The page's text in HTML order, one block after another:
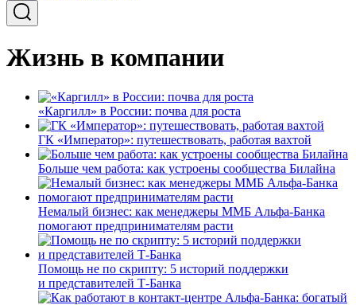
Жизнь в компании
«Каргилл» в России: почва для роста
ГК «Император»: путешествовать, работая вахтой
Больше чем работа: как устроены сообщества Билайна
Немалый бизнес: как менеджеры ММБ Альфа-Банка
помогают предпринимателям расти
Помощь не по скрипту: 5 историй поддержки
и представителей Т-Банка